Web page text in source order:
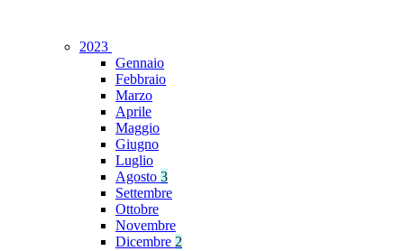
2023
Gennaio
Febbraio
Marzo
Aprile
Maggio
Giugno
Luglio
Agosto 3
Settembre
Ottobre
Novembre
Dicembre 2